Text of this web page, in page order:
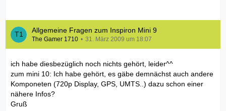
Allgemeine Fragen zum Inspiron Mini 9
The Gamer 1710 31. März 2009 um 18:07
ich habe diesbezüglich noch nichts gehört, leider^^
zum mini 10: Ich habe gehört, es gäbe demnächst auch andere
Komponeten (720p Display, GPS, UMTS..) dazu schon einer
nähere Infos?
Gruß